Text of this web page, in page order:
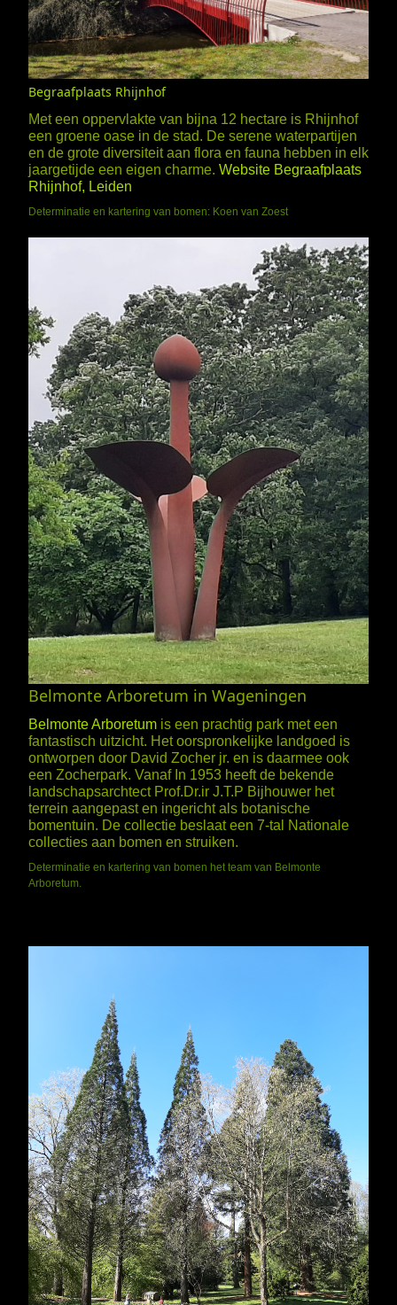
Begraafplaats Rhijnhof
Met een oppervlakte van bijna 12 hectare is Rhijnhof
een groene oase in de stad. De serene waterpartijen
en de grote diversiteit aan flora en fauna hebben in elk
jaargetijde een eigen charme. Website Begraafplaats
Rhijnhof, Leiden
Determinatie en kartering van bomen: Koen van Zoest
Belmonte Arboretum in Wageningen
Belmonte Arboretum is een prachtig park met een
fantastisch uitzicht. Het oorspronkelijke landgoed is
ontworpen door David Zocher jr. en is daarmee ook
een Zocherpark. Vanaf In 1953 heeft de bekende
landschapsarchtect Prof.Dr.ir J.T.P Bijhouwer het
terrein aangepast en ingericht als botanische
bomentuin. De collectie beslaat een 7-tal Nationale
collecties aan bomen en struiken.
Determinatie en kartering van bomen het team van Belmonte
Arboretum.